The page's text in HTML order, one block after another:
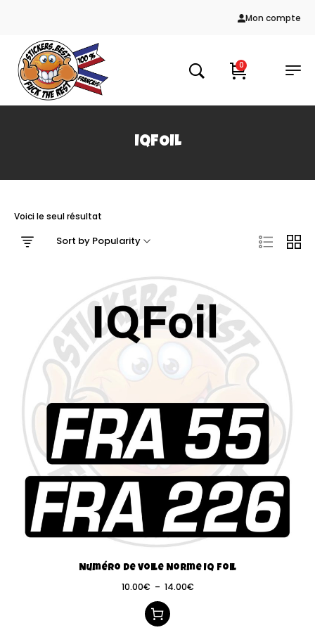
Mon compte
0
IQFOIL
Voici le seul résultat
Sort by Popularity
Numéro de voile Norme IQ Foil
10.00€ – 14.00€